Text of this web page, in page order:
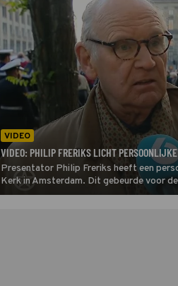
VIDEO
VIDEO: PHILIP FRERIKS LICHT
Presentator Philip Freriks heeft een
Kerk in Amsterdam. Dit gebeurde voor
over zijn broer Jan. Hij werd in april